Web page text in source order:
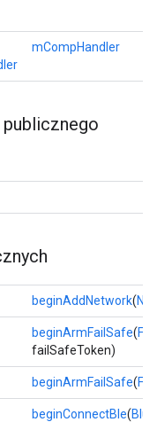
mCompHandler
beginAddNetwork(
beginArmFailSafe(
failSafeToken)
beginArmFailSafe(
beginConnectBle(